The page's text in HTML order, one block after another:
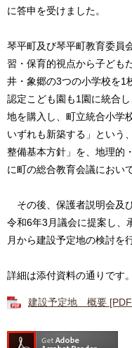
に答申を受けました。
琴平町及び琴平町教育委員
習・保育的視点から子ども
井・象郷の3つの小学校を1
認定こども園も1園に統合
地を購入し、町立統合小学
いずれも新築する」という
整備基本方針」を、地理的
に町の総合教育会議におい
その後、保護者説明会及
令和6年3月議会に提案し、
月から建設予定地の検討を
詳細は添付資料の通りです。
建設予定地 概要 [PDF